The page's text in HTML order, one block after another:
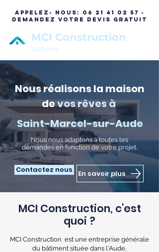
APPELEZ- NOUS:
06 21 41 02 57 -
DEMANDEZ VOTRE DEVIS GRATUIT
MCI Construction
Narbonne
Nous réalisons la maison
devos rêves à
Saint-Marcel-sur-Aude
Nous nous adaptons à toutes les
demandes en fonction de votre projet.
Contactez nous En savoir plus
MCI Construction, c'est
quoi ?
MCI Construction est une entreprise générale
du bâtiment située dans l'Aude,